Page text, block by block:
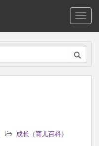
成长（育儿百科）